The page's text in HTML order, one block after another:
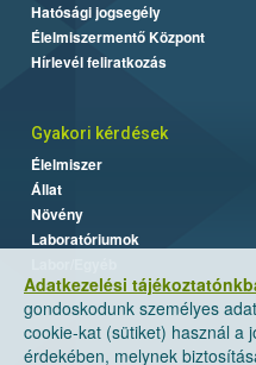
Adatkezelési
gondoskodunk személyes
cookie-kat (sütiket) használ a
érdekében, melynek
Hatósági jogsegély
Élelmiszermentő Központ
Hírlevél feliratkozás
Gyakori kérdések
Élelmiszer
Állat
Növény
Laboratóriumok